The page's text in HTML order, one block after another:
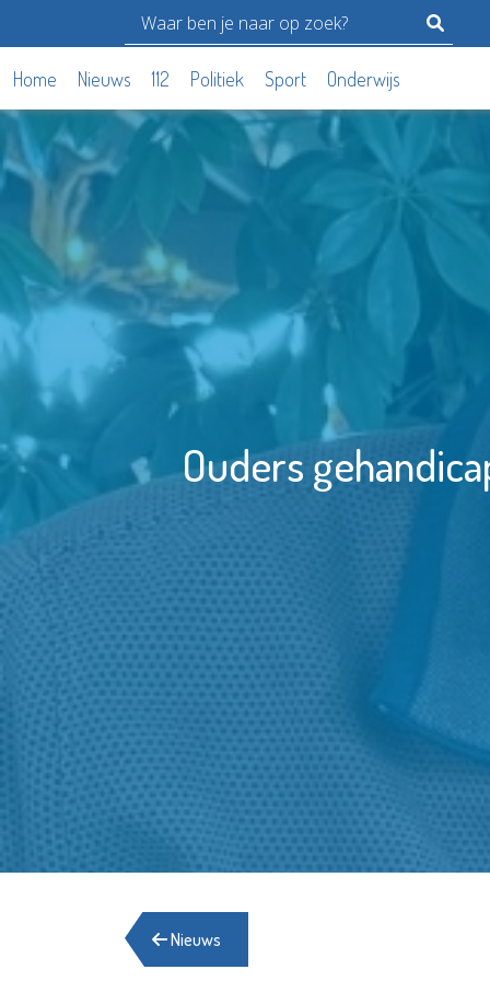
Home Nieuws 112 Politiek Sport Onderwijs
Ouders
Nieuws